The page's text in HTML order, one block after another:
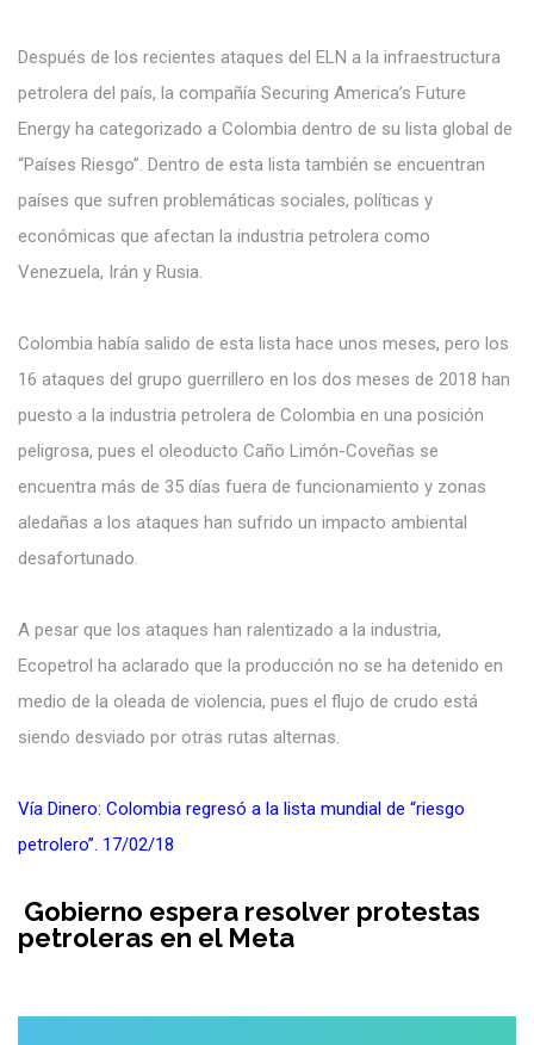
Después de los recientes ataques del ELN a la infraestructura
petrolera del país, la compañía Securing America’s Future
Energy ha categorizado a Colombia dentro de su lista global de
“Países Riesgo”. Dentro de esta lista también se encuentran
países que sufren problemáticas sociales, políticas y
económicas que afectan la industria petrolera como
Venezuela, Irán y Rusia.
Colombia había salido de esta lista hace unos meses, pero los
16 ataques del grupo guerrillero en los dos meses de 2018 han
puesto a la industria petrolera de Colombia en una posición
peligrosa, pues el oleoducto Caño Limón-Coveñas se
encuentra más de 35 días fuera de funcionamiento y zonas
aledañas a los ataques han sufrido un impacto ambiental
desafortunado.
A pesar que los ataques han ralentizado a la industria,
Ecopetrol ha aclarado que la producción no se ha detenido en
medio de la oleada de violencia, pues el flujo de crudo está
siendo desviado por otras rutas alternas.
Vía Dinero: Colombia regresó a la lista mundial de “riesgo
petrolero”. 17/02/18
Gobierno espera resolver protestas
petroleras en el Meta